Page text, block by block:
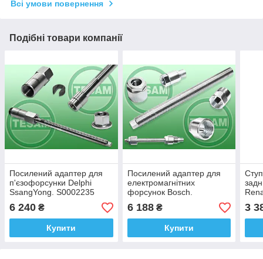
Всі умови повернення
Подібні товари компанії
Посилений адаптер для
п'єзофорсунки Delphi
SsangYong. S0002235
TESAM
6 240 ₴
Купити
Посилений адаптер для
електромагнітних
форсунок Bosch.
S0000723 TESAM
6 188₴
Купити
3